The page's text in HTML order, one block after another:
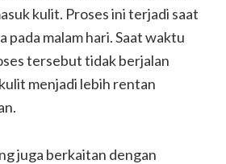
kulit. Proses ini terjadi saat
pada malam hari. Saat waktu
tersebut tidak berjalan
menjadi lebih rentan
juga berkaitan dengan